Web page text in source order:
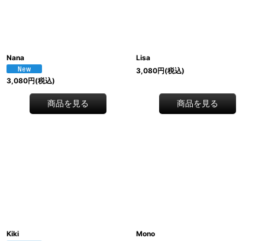
Nana
3,080円(税込)
商品を見る
Lisa
3,080円(税込)
商品を見る
Kiki
Mono